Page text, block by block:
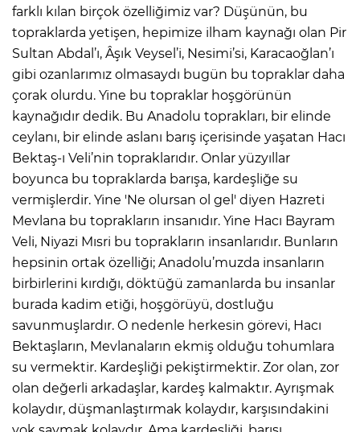
farklı kılan birçok özelliğimiz var? Düşünün, bu
topraklarda yetişen, hepimize ilham kaynağı olan Pir
Sultan Abdal’ı, Âşık Veysel’i, Nesimi’si, Karacaoğlan’ı
gibi ozanlarımız olmasaydı bugün bu topraklar daha
çorak olurdu. Yine bu topraklar hoşgörünün
kaynağıdır dedik. Bu Anadolu toprakları, bir elinde
ceylanı, bir elinde aslanı barış içerisinde yaşatan Hacı
Bektaş-ı Veli’nin topraklarıdır. Onlar yüzyıllar
boyunca bu topraklarda barışa, kardeşliğe su
vermişlerdir. Yine 'Ne olursan ol gel' diyen Hazreti
Mevlana bu toprakların insanıdır. Yine Hacı Bayram
Veli, Niyazi Mısri bu toprakların insanlarıdır. Bunların
hepsinin ortak özelliği; Anadolu’muzda insanların
birbirlerini kırdığı, döktüğü zamanlarda bu insanlar
burada kadim etiği, hoşgörüyü, dostluğu
savunmuşlardır. O nedenle herkesin görevi, Hacı
Bektaşların, Mevlanaların ekmiş olduğu tohumlara
su vermektir. Kardeşliği pekiştirmektir. Zor olan, zor
olan değerli arkadaşlar, kardeş kalmaktır. Ayrışmak
kolaydır, düşmanlaştırmak kolaydır, karşısındakini